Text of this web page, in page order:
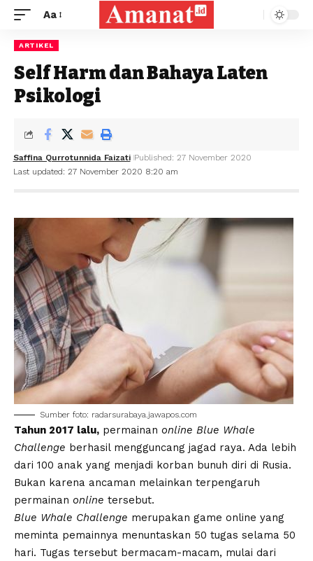
Aa
ARTIKEL
Self Harm dan Bahaya Laten
Psikologi
Last updated: 27 November 2020 8:20 am
Saffina Qurrotunnida Faizati Published: 27 November 2020
Sumber foto: radarsurabaya.jawapos.com
Tahun 2017 lalu, permainan online Blue Whale
Challenge berhasil mengguncang jagad raya. Ada lebih
dari 100 anak yang menjadi korban bunuh diri di Rusia.
Bukan karena ancaman melainkan terpengaruh
permainan online tersebut.
Blue Whale Challenge merupakan game online yang
meminta pemainnya menuntaskan 50 tugas selama 50
hari. Tugas tersebut bermacam-macam, mulai dari